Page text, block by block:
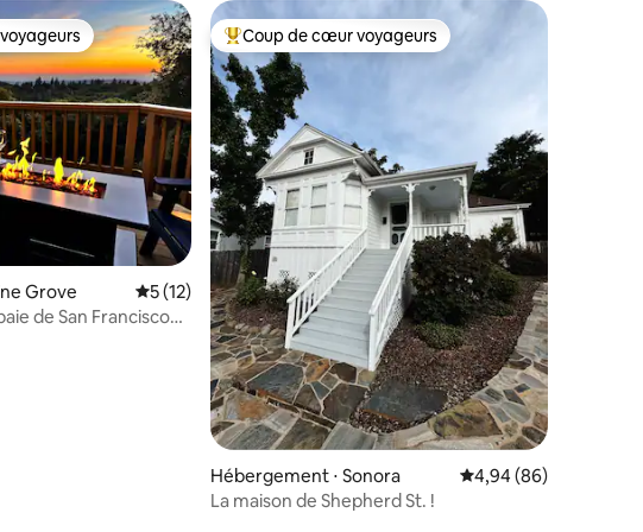
de 38 commentaires : 4,97 sur 5
les plus appréciés
Grove Évaluation moyenne sur la base de 12 commentaires : 5 sur 5
5 (12)
de San Francisco
Coups de cœur voyageurs les plus appréciés
Coup de cœur voyageurs
Hébergement ⋅ Sonora Évaluation moyenne
4,94 (86)
La maison de Shepherd St. !